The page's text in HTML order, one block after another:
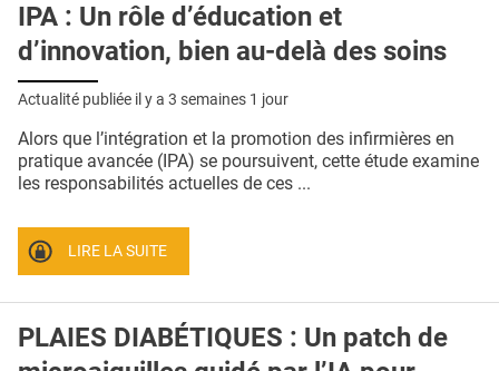
E-REVUE SAD
QUI SOMMES-NOUS ?
CONDITIONS GÉNÉRALES
CRÉDITS
liste
IPA : Un rôle d’éducation et
d’innovation, bien au-delà des soins
Actualité publiée il y a 3 semaines 1 jour
Alors que l’intégration et la promotion des infirmières en
pratique avancée (IPA) se poursuivent, cette étude examine
les responsabilités actuelles de ces ...
LIRE LA SUITE
PLAIES DIABÉTIQUES : Un patch de